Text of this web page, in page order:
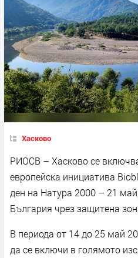
Хасково
РИОСВ – Хасково се
европейска инициатива
ден на Натура 2000 – 21
България чрез защитена
В периода от 14 до 25 май
да се включи в голямото